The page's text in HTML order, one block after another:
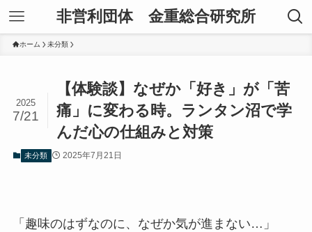
非営利団体 金重総合研究所
ホーム 未分類
【体験談】なぜか「好き」が「苦
痛」に変わる時。ランタン沼で学
んだ心の仕組みと対策
2025
7/21
未分類 2025年7月21日
「趣味のはずなのに、なぜか気が進まない…」